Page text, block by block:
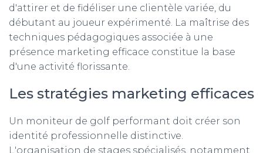
d'attirer et de fidéliser une clientèle variée, du
débutant au joueur expérimenté. La maîtrise des
techniques pédagogiques associée à une
présence marketing efficace constitue la base
d'une activité florissante.
Les stratégies marketing efficaces
Un moniteur de golf performant doit créer son
identité professionnelle distinctive.
L'organisation de stages spécialisés, notamment